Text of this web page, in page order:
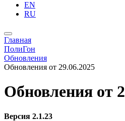
EN
RU
Главная
ПолиГон
Обновления
Обновления от 29.06.2025
Обновления от
Версия 2.1.23